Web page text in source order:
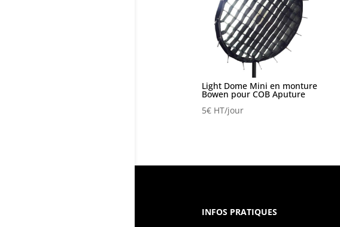
Light Dome Mini en monture
Bowen pour COB Aputure
5€HT/jour
INFOS PRATIQUES